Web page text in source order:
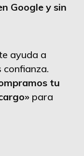
Google y sin
ayuda a
tu
para